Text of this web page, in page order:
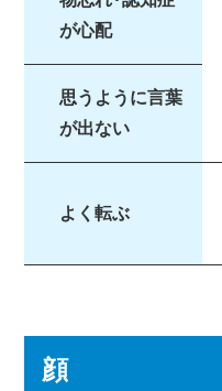
が心配
思うように言葉
が出ない
よく転ぶ
顔